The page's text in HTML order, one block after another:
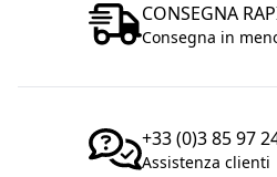
CONSEGNA
Consegna in
+33 (0)3 85 97
Assistenza clienti